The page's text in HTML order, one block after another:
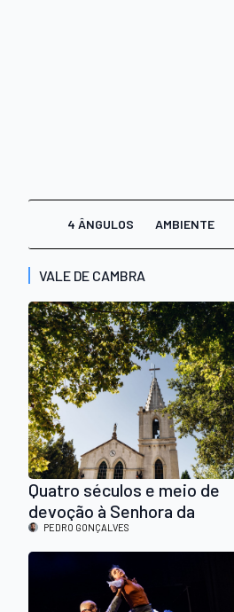
4 ÂNGULOS AMBIENTE
VALE DE CAMBRA
Quatro séculos e meio de
devoção à Senhora da
Saúde da Serra reunidos em
livro
PEDRO GONÇALVES